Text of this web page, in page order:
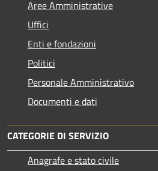
Aree Amministrative
Uffici
Enti e fondazioni
Politici
Personale Amministrativo
Documenti e dati
CATEGORIE DI SERVIZIO
Anagrafe e stato civile